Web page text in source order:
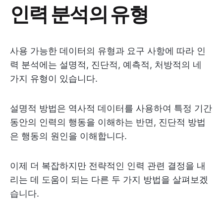
인력 분석의 유형
사용 가능한 데이터의 유형과 요구 사항에 따라 인
력 분석에는 설명적, 진단적, 예측적, 처방적의 네
가지 유형이 있습니다.
설명적 방법은 역사적 데이터를 사용하여 특정 기간
동안의 인력의 행동을 이해하는 반면, 진단적 방법
은 행동의 원인을 이해합니다.
이제 더 복잡하지만 전략적인 인력 관련 결정을 내
리는 데 도움이 되는 다른 두 가지 방법을 살펴보겠
습니다.